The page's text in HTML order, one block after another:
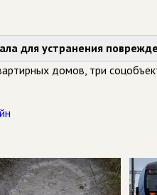
для устранения
домов, три